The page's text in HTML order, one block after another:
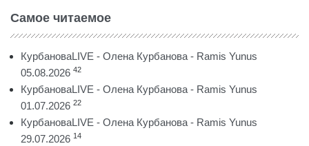
Самое читаемое
КурбановаLIVE - Олена Курбанова - Ramis Yunus
05.08.2026 42
КурбановаLIVE - Олена Курбанова - Ramis Yunus
01.07.2026 22
КурбановаLIVE - Олена Курбанова - Ramis Yunus
29.07.2026 14